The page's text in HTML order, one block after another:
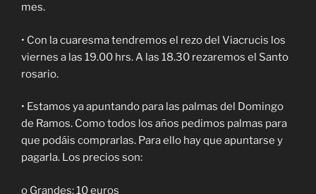
mes.
• Con la cuaresma tendremos el rezo del Viacrucis los
viernes a las 19.00 hrs. A las 18.30 rezaremos el Santo
rosario.
• Estamos ya apuntando para las palmas del Domingo
de Ramos. Como todos los años pedimos palmas para
que podáis comprarlas. Para ello hay que apuntarse y
pagarla. Los precios son:
o Grandes: 10 euros